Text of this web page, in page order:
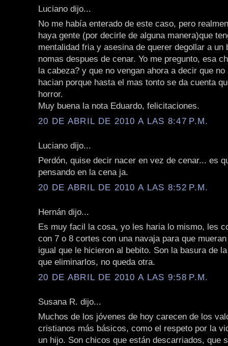
Luciano dijo...
No me había enterado de este caso, pero
haya gente (por decirle de alguna manera)que
mentalidad fria y asesina de querer degollar a un
nomas despues de cenar. Yo me pregunto, esa
la cabeza? y que no vengan ahora a decir que no
hacian porque hasta el mas tonto se da cuenta
horror.
Muy buena la nota Eduardo, felicitaciones.
20 DE ABRIL DE 2010 A LAS 8:47 P.M.
Luciano dijo...
Perdón, quise decir nacer en vez de cenar... es
pensando en la cena ja.
20 DE ABRIL DE 2010 A LAS 8:52 P.M.
Hernán dijo...
Es muy facil la cosa, yo les haria lo mismo, les
con 7 o 8 cortes con una navaja para que
igual que le hicieron al bebito. Son la basura de
que eliminarlos, no queda otra.
20 DE ABRIL DE 2010 A LAS 9:58 P.M.
Susana R. dijo...
Muchos de los jóvenes de hoy carecen de los
cristianos más básicos, como el respeto por la
un hijo. Son chicos que están descarriados, que